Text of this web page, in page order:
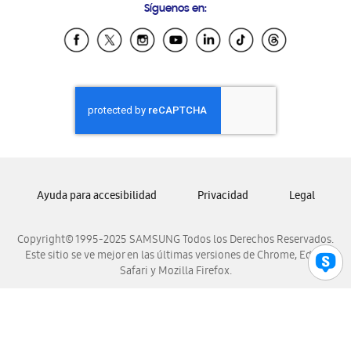
Samsung Ecuador
Samsung El Salvador
Samsung Honduras
Samsung Nicaragua
Samsung Panamá
Samsung Venezuela
Síguenos en:
Copyright© 1995-2025 SAMSUNG Todos los Derechos Reservados.
Este sitio se ve mejor en las últimas versiones de Chrome, Edge,
Safari y Mozilla Firefox.
Ayuda para accesibilidad Privacidad Legal